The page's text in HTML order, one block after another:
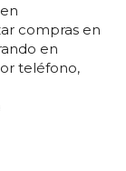
compras en
en
teléfono,